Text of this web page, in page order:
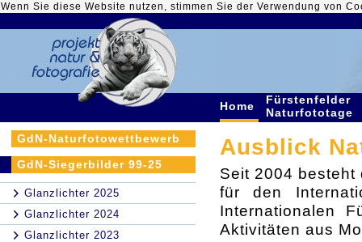
Wenn Sie diese Website nutzen, stimmen Sie der Verwendung von
Home
Fürstenfelder
Naturfototage
GdN-Naturfotowettbewerb
GdN-Siegerbilder 99-25
Glanzlichter 2025
Glanzlichter 2024
Glanzlichter 2023
Ausblick
Seit 2004 besteht
für den
Internationalen
Aktivitäten aus